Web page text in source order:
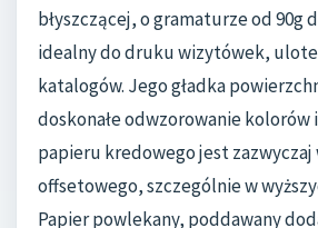
błyszczącej, o gramaturze od 90g
idealny do druku wizytówek,
katalogów. Jego gładka
doskonałe odwzorowanie kolorów
papieru kredowego jest zazwyczaj
offsetowego, szczególnie w
Papier powlekany, poddawany